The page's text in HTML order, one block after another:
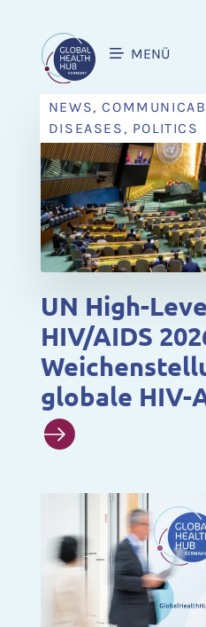
MENÜ
UN High-
HIV/AIDS
globale HIV-
NEWS,
DISEASES, POLITICS